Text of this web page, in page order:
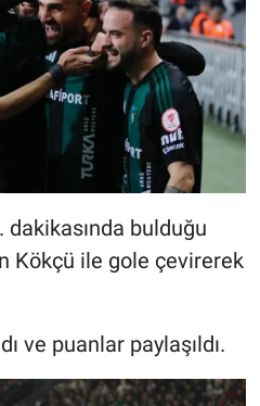
dakikasında bulduğu
Kökçü ile gole çevirerek
ve puanlar paylaşıldı.